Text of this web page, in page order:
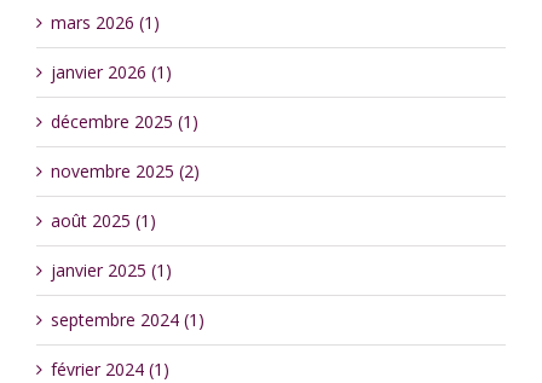
mars 2026 (1)
janvier 2026 (1)
décembre 2025 (1)
novembre 2025 (2)
août 2025 (1)
janvier 2025 (1)
septembre 2024 (1)
février 2024 (1)